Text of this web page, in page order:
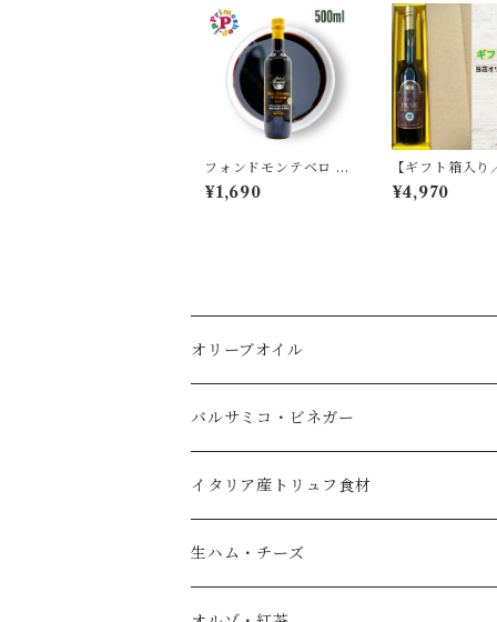
フォンドモンテベロ バ
ルサミコ酢 モデナ産 I
GP認定 FMB 500ml
¥1,690
【ギフト箱入り
無料】プライム
ミコ酢 IGP認
¥4,970
オリーブオイル
エキストラバージンオリーブオイル
フレーバーオイル
ノベッロ（秋の新油）
バルサミコ・ビネガー
黒バルサミコ
白バルサミコ
イタリア産トリュフ食材
生ハム・チーズ